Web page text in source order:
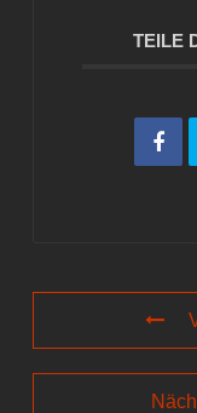
TEILE